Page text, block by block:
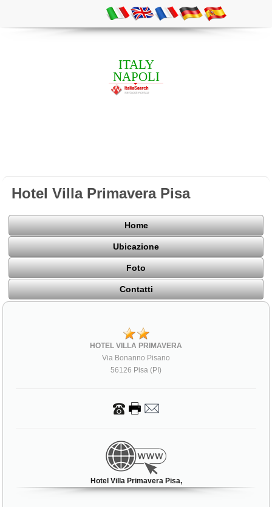
ITALY
NAPOLI
Hotel Villa Primavera Pisa
Home
Ubicazione
Foto
Contatti
HOTEL VILLA PRIMAVERA
Via Bonanno Pisano
56126 Pisa (PI)
Hotel Villa Primavera Pisa,